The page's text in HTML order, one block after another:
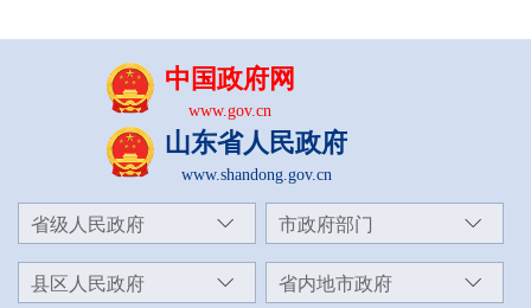
中国政府网
www.gov.cn
山东省人民政府
www.shandong.gov.cn
省级人民政府 市政府部门
县区人民政府 省内地市政府